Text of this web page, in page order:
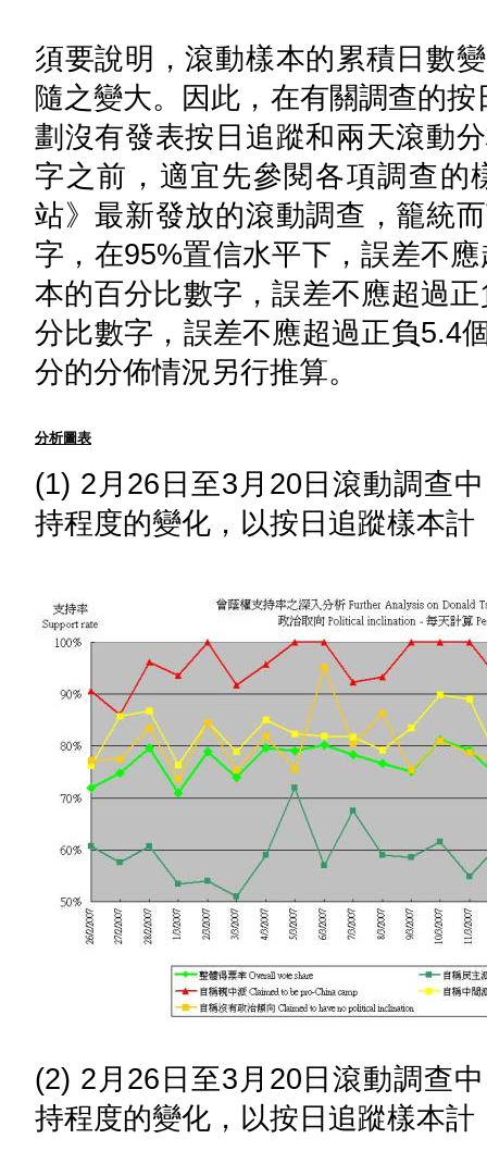
須要說明，滾動樣本的累積日數
隨之變大。因此，在有關調查的
劃沒有發表按日追蹤和兩天滾動
字之前，適宜先參閱各項調查的
站》最新發放的滾動調查，籠統
字，在95%置信水平下，誤差不
本的百分比數字，誤差不應超過
分比數字，誤差不應超過正負5.4
分的分佈情況另行推算。
分析圖表
(1) 2月26日至3月20日滾動調查
持程度的變化，以按日追蹤樣本計
(2) 2月26日至3月20日滾動調查
持程度的變化，以按日追蹤樣本計